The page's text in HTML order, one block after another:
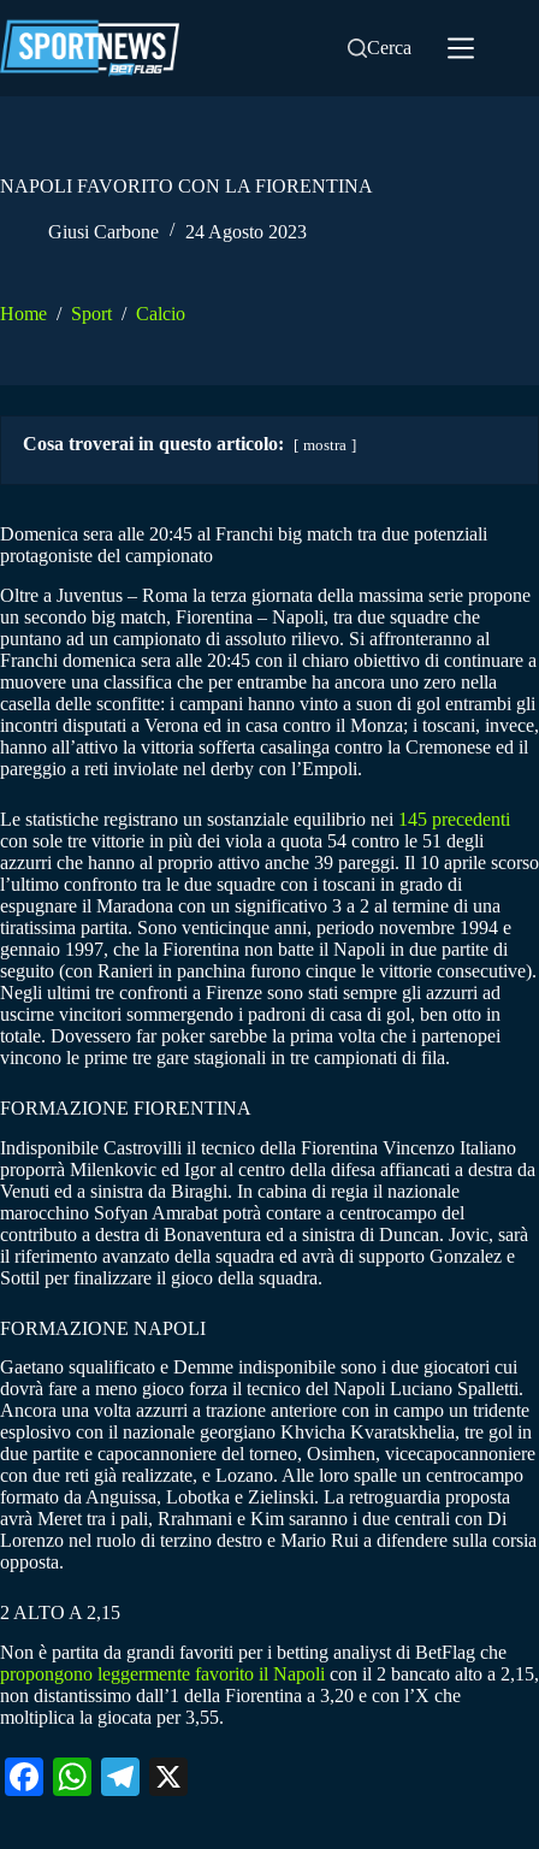
al
contenuto
Cerca
NAPOLI FAVORITO CON LA FIORENTINA
Giusi Carbone 24 Agosto 2023
Home / Sport / Calcio
Cosa troverai in questo articolo: mostra
Domenica sera alle 20:45 al Franchi big match tra due potenziali
protagoniste del campionato
Oltre a Juventus – Roma la terza giornata della massima serie propone
un secondo big match, Fiorentina – Napoli, tra due squadre che
puntano ad un campionato di assoluto rilievo. Si affronteranno al
Franchi domenica sera alle 20:45 con il chiaro obiettivo di continuare a
muovere una classifica che per entrambe ha ancora uno zero nella
casella delle sconfitte: i campani hanno vinto a suon di gol entrambi gli
incontri disputati a Verona ed in casa contro il Monza; i toscani, invece,
hanno all’attivo la vittoria sofferta casalinga contro la Cremonese ed il
pareggio a reti inviolate nel derby con l’Empoli.
Le statistiche registrano un sostanziale equilibrio nei 145 precedenti
con sole tre vittorie in più dei viola a quota 54 contro le 51 degli
azzurri che hanno al proprio attivo anche 39 pareggi. Il 10 aprile scorso
l’ultimo confronto tra le due squadre con i toscani in grado di
espugnare il Maradona con un significativo 3 a 2 al termine di una
tiratissima partita. Sono venticinque anni, periodo novembre 1994 e
gennaio 1997, che la Fiorentina non batte il Napoli in due partite di
seguito (con Ranieri in panchina furono cinque le vittorie consecutive).
Negli ultimi tre confronti a Firenze sono stati sempre gli azzurri ad
uscirne vincitori sommergendo i padroni di casa di gol, ben otto in
totale. Dovessero far poker sarebbe la prima volta che i partenopei
vincono le prime tre gare stagionali in tre campionati di fila.
FORMAZIONE FIORENTINA
Indisponibile Castrovilli il tecnico della Fiorentina Vincenzo Italiano
proporrà Milenkovic ed Igor al centro della difesa affiancati a destra da
Venuti ed a sinistra da Biraghi. In cabina di regia il nazionale
marocchino Sofyan Amrabat potrà contare a centrocampo del
contributo a destra di Bonaventura ed a sinistra di Duncan. Jovic, sarà
il riferimento avanzato della squadra ed avrà di supporto Gonzalez e
Sottil per finalizzare il gioco della squadra.
FORMAZIONE NAPOLI
Gaetano squalificato e Demme indisponibile sono i due giocatori cui
dovrà fare a meno gioco forza il tecnico del Napoli Luciano Spalletti.
Ancora una volta azzurri a trazione anteriore con in campo un tridente
esplosivo con il nazionale georgiano Khvicha Kvaratskhelia, tre gol in
due partite e capocannoniere del torneo, Osimhen, vicecapocannoniere
con due reti già realizzate, e Lozano. Alle loro spalle un centrocampo
formato da Anguissa, Lobotka e Zielinski. La retroguardia proposta
avrà Meret tra i pali, Rrahmani e Kim saranno i due centrali con Di
Lorenzo nel ruolo di terzino destro e Mario Rui a difendere sulla corsia
opposta.
2 ALTO A 2,15
Non è partita da grandi favoriti per i betting analiyst di BetFlag che
propongono leggermente favorito il Napoli con il 2 bancato alto a 2,15,
non distantissimo dall’1 della Fiorentina a 3,20 e con l’X che
moltiplica la giocata per 3,55.
Fa W
Te